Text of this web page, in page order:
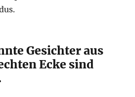
Gesichter aus
Ecke sind